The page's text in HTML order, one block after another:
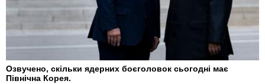
Озвучено, скільки ядерних боєголовок сьогодні має
Північна Корея.